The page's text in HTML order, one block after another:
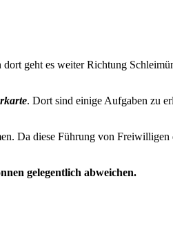
geht es weiter Richtung
. Dort sind einige Aufgaben zu
Da diese Führung von
gelegentlich abweichen.